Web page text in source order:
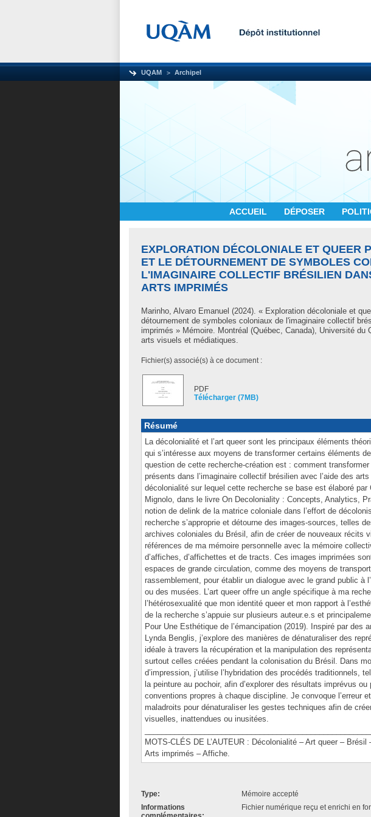
UQAM Archipel
ACCUEIL DÉPOSER
EXPLORATION DÉCOLONIALE ET QUEER
ET LE DÉTOURNEMENT DE SYMBOLES
L'IMAGINAIRE COLLECTIF BRÉSILIEN
ARTS IMPRIMÉS
Marinho, Alvaro Emanuel (2024). « Exploration décoloniale et
détournement de symboles coloniaux de l'imaginaire collectif
imprimés » Mémoire. Montréal (Québec, Canada), Université du
arts visuels et médiatiques.
Fichier(s) associé(s) à ce document :
PDF
Télécharger (7MB)
Résumé
La décolonialité et l’art queer sont les principaux éléments
qui s’intéresse aux moyens de transformer certains éléments
question de cette recherche-création est : comment
présents dans l’imaginaire collectif brésilien avec l’aide des
décolonialité sur lequel cette recherche se base est élaboré par
Mignolo, dans le livre On Decoloniality : Concepts, Analytics,
notion de delink de la matrice coloniale dans l’effort de
recherche s’approprie et détourne des images-sources, telles
archives coloniales du Brésil, afin de créer de nouveaux récits
références de ma mémoire personnelle avec la mémoire
d’affiches, d’affichettes et de tracts. Ces images imprimées
espaces de grande circulation, comme des moyens de
rassemblement, pour établir un dialogue avec le grand public à
ou des musées. L’art queer offre un angle spécifique à ma
l’hétérosexualité que mon identité queer et mon rapport à
de la recherche s’appuie sur plusieurs auteur.e.s et
Pour Une Esthétique de l’émancipation (2019). Inspiré par des
Lynda Benglis, j’explore des manières de dénaturaliser des
idéale à travers la récupération et la manipulation des
surtout celles créées pendant la colonisation du Brésil. Dans
d’impression, j’utilise l’hybridation des procédés traditionnels,
la peinture au pochoir, afin d’explorer des résultats imprévus
conventions propres à chaque discipline. Je convoque l’erreur
maladroits pour dénaturaliser les gestes techniques afin de
visuelles, inattendues ou inusitées.
MOTS-CLÉS DE L’AUTEUR : Décolonialité – Art queer –
Arts imprimés – Affiche.
Type:
Mémoire accepté
Informations
Fichier numérique reçu et enrichi en